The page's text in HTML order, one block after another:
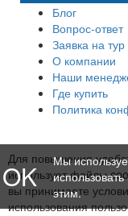
Блог
Вопрос-ответ
Заявка на тур
О компании
Наши
Где купить
Политика
Для повышения
использует файлы
вы принимаете
использования
OK
Мы
этим.